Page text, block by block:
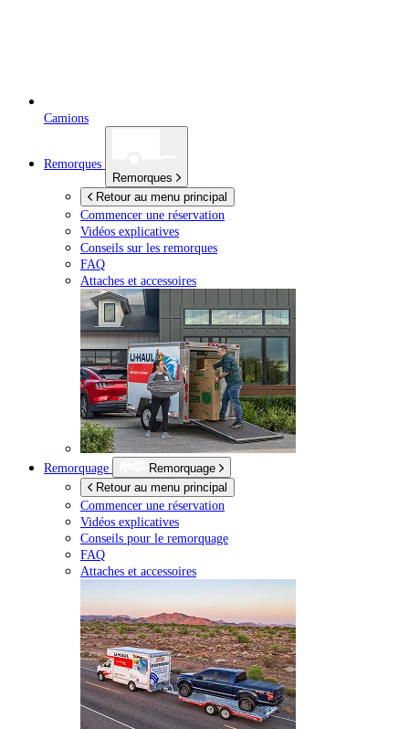
Camions
Remorques
Remorques
Retour au menu principal
Commencer une réservation
Vidéos explicatives
Conseils sur les remorques
FAQ
Attaches et accessoires
Remorquage
Remorquage
Retour au menu principal
Commencer une réservation
Vidéos explicatives
Conseils pour le remorquage
FAQ
Attaches et accessoires